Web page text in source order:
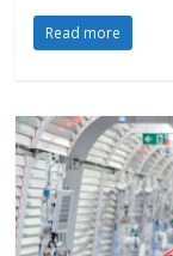
Read more